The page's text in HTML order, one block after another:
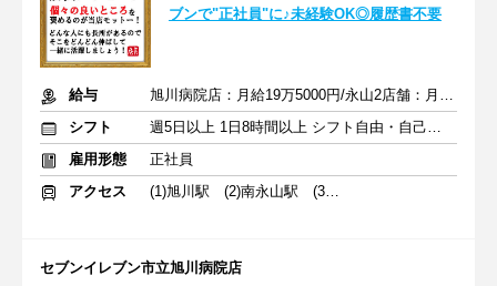
ブンで"正社員"に♪未経験OK◎履歴書不要
給与
旭川病院店：月給19万5000円/永山2店舗：月給20万5000円
シフト
週5日以上 1日8時間以上 シフト自由・自己申告
雇用形態
正社員
アクセス
(1)旭川駅 (2)南永山駅 (3)永山駅
セブンイレブン市立旭川病院店